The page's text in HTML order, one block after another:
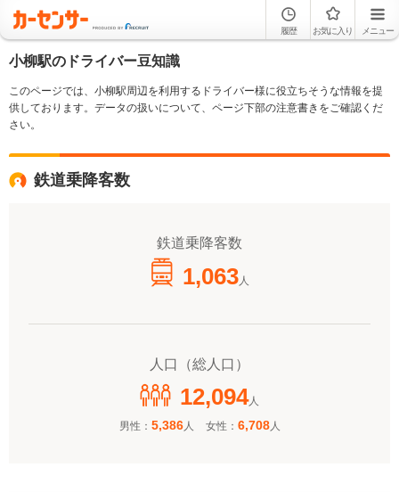
履歴 お気に入り メニュー
小柳駅のドライバー豆知識
このページでは、小柳駅周辺を利用するドライバー様に役立ちそうな情報を提
供しております。データの扱いについて、ページ下部の注意書きをご確認くだ
さい。
鉄道乗降客数
鉄道乗降客数
1,063人
人口（総人口）
12,094人
男性： 5,386人 女性： 6,708人